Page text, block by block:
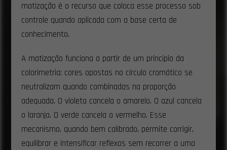
matização é o recurso que coloca esse processo sob
controle quando aplicada com a base certa de
conhecimento.
A matização funciona a partir de um princípio da
colorimetria: cores opostas no círculo cromático se
neutralizam quando combinadas na proporção
adequada. O violeta cancela o amarelo. O azul cancela
o laranja. O verde cancela o vermelho. Esse
mecanismo, quando bem calibrado, permite corrigir,
equilibrar e intensificar reflexos sem recorrer a uma